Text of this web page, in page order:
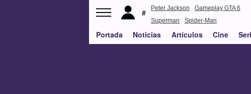
Peter Jackson
Gameplay GTA 6
Superman
Spider-Man
Portada Noticias Artículos Cine